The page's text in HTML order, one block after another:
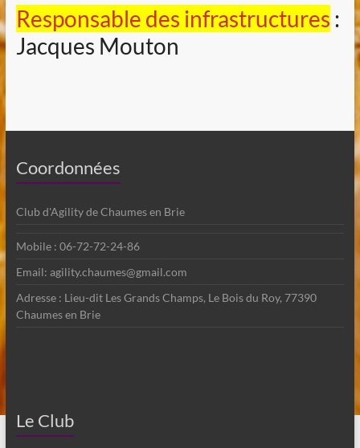
Responsable des infrastructures :
Jacques Mouton
Coordonnées
Club d'Agility de Chaumes en Brie
Mobile : 06-72-72-24-86
Email: agility.chaumes@gmail.com
Adresse : Lieu-dit Les Grands Champs, Le Bois du Roy, 77390
Chaumes en Brie
Le Club